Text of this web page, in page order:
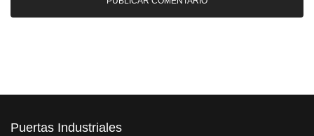
Puertas Industriales